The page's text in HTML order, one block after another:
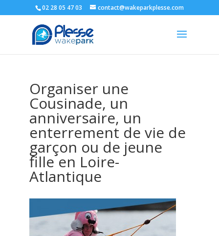
02 28 05 47 03 contact@wakeparkplesse.com
Organiser une
Cousinade, un
anniversaire, un
enterrement de vie de
garçon ou de jeune
fille en Loire-
Atlantique